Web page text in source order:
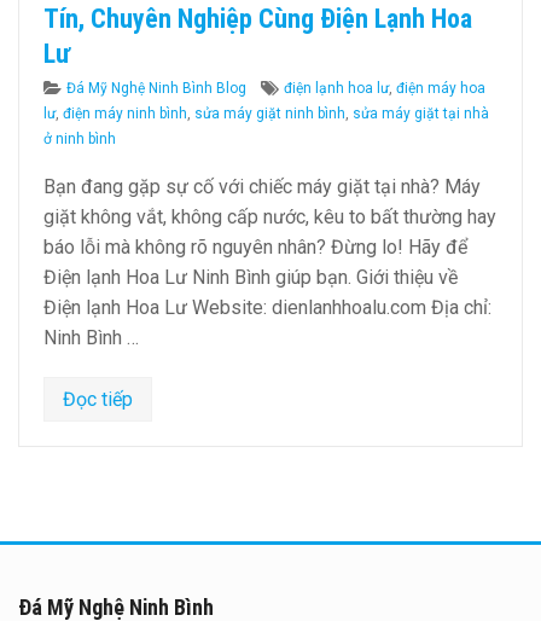
Tín, Chuyên Nghiệp Cùng Điện Lạnh Hoa
Lư
Categories
Đá Mỹ Nghệ Ninh Bình Blog Tags
điện lạnh hoa lư, điện máy hoa
lư, điện máy ninh bình sửa máy giặt ninh bình sửa máy giặt tại nhà
ở ninh bình
Bạn đang gặp sự cố với chiếc máy giặt tại nhà? Máy
giặt không vắt, không cấp nước, kêu to bất thường hay
báo lỗi mà không rõ nguyên nhân? Đừng lo! Hãy để
Điện lạnh Hoa Lư Ninh Bình giúp bạn. Giới thiệu về
Điện lạnh Hoa Lư Website: dienlanhhoalu.com Địa chỉ:
Ninh Bình …
Đọc tiếp
Đá Mỹ Nghệ Ninh Bình